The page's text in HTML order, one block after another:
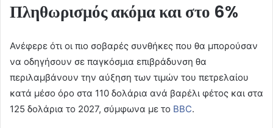
Πληθωρισμός ακόμα και στο 6%
Ανέφερε ότι οι πιο σοβαρές συνθήκες που θα μπορούσαν
να οδηγήσουν σε παγκόσμια επιβράδυνση θα
περιλαμβάνουν την αύξηση των τιμών του πετρελαίου
κατά μέσο όρο στα 110 δολάρια ανά βαρέλι φέτος και στα
125 δολάρια το 2027, σύμφωνα με το BBC.